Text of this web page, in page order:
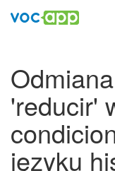
'reducir'
języku